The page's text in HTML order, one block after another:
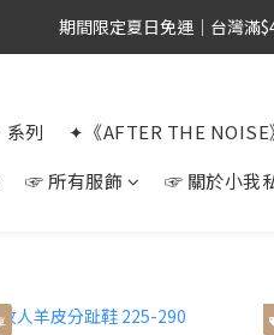
期間限定夏日免運｜台灣滿
列 ✦《AFTER THE NOISE
☞ 所有服飾 ☞ 關於小我